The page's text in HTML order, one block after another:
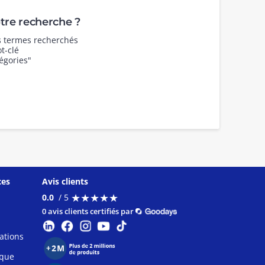
recherche ?
recherchés
clé
Avis clients
0.0 / 5 ★★★★★
★★★★★
0 avis clients certifiés par